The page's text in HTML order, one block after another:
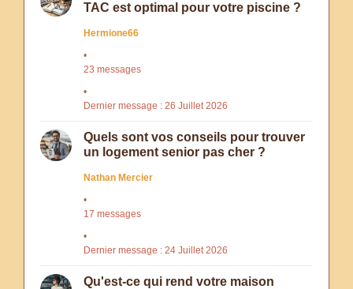
TAC est optimal pour votre piscine ?
Hermione66
23 messages
Dernier message : 26 Juillet 2026
Quels sont vos conseils pour trouver
un logement senior pas cher ?
Nathan Mercier
17 messages
Dernier message : 24 Juillet 2026
Qu'est-ce qui rend votre maison